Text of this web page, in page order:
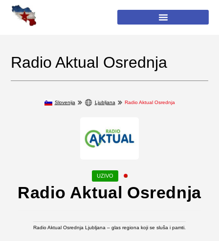
Radio Aktual Osrednja
Slovenija Ljubljana Radio Aktual Osrednja
Radio Aktual Osrednja
Radio Aktual Osrednja Ljubljana – glas regiona koji se sluša i pamti.